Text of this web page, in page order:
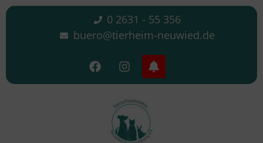
0 2631 - 55 356
buero@tierheim-neuwied.de